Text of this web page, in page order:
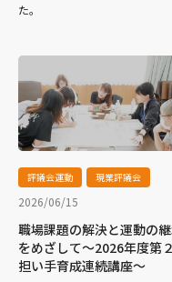
た。
評議会運動 現業評議会
2026/06/15
職場課題の解決と運動の
をめざして～2026年度第
担い手育成連続講座～